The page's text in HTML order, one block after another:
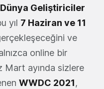
Dünya Geliştiriciler
yıl 7 Haziran ve 11
ve
online bir
Mart ayında sizlere
WWDC 2021,